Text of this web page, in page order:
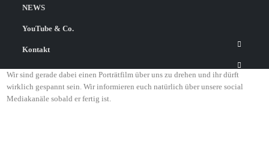
NEWS
YouTube & Co.
Kontakt
Wir sind gerade dabei einen Porträtfilm über uns zu drehen und ihr dürft
wirklich gespannt sein. Wir informieren euch natürlich über unsere social
Mediakanäle sobald er fertig ist.